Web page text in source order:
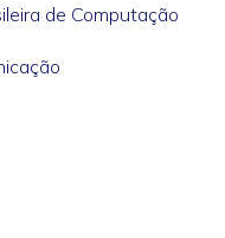
de Computação